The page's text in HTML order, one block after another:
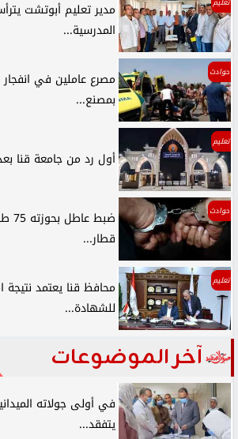
مدير تعليم أبوتشت
المدرسية...
حوادث
مصرع عاملين في انفجار
بمصنع...
تعليم
أول رد من جامعة قنا
حوادث
قطار...
تعليم
محافظ قنا يعتمد نتيجة
للشهادة...
آخر الموضوعات
في أولى جولاته
يتفقد...